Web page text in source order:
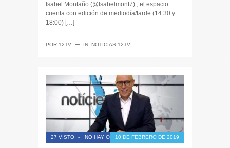
Isabel Montaño (@Isabelmont7) , el espacio
cuenta con edición de mediodía/tarde (14:30 y
18:00) […]
POR 12TV ─ IN: NOTICIAS 12TV
27 VISTO - NO HAY COMENTARIOS10 DE FEBRERO DE 2019